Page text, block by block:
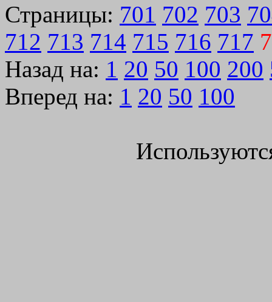
Страницы: 701 702 703
712 713 714 715 716 717
Назад на: 1 20 50 100 200
Вперед на: 1 20 50 100